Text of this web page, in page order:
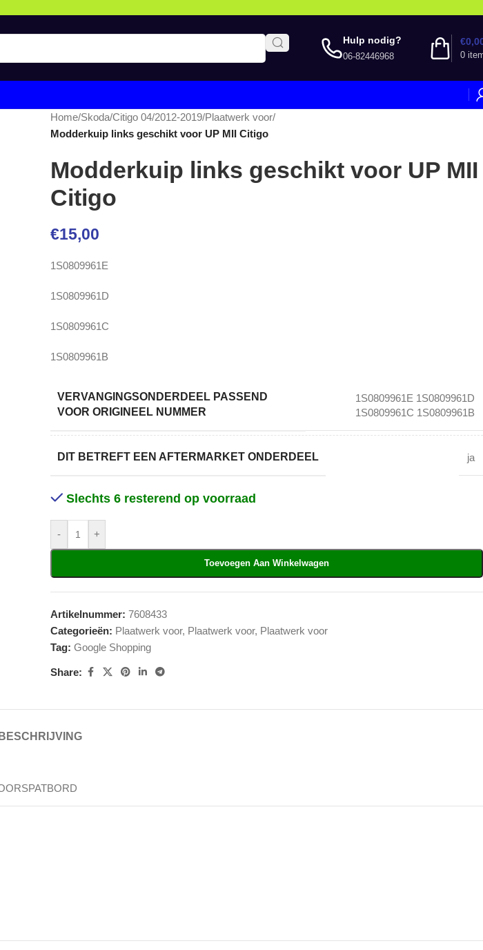
Hulp nodig?
06-82446968 0
€
Home/Skoda/Citigo 04/2012-2019/Plaatwerk voor/
Modderkuip links geschikt voor UP MII Citigo
Modderkuip links geschikt voor UP MII
Citigo
€15,00
1S0809961E
1S0809961D
1S0809961C
1S0809961B
VERVANGINGSONDERDEEL PASSEND
VOOR ORIGINEEL NUMMER
1S0809961E 1S0809961D
1S0809961C 1S0809961B
DIT BETREFT EEN AFTERMARKET ONDERDEEL ja
Slechts 6 resterend op voorraad
- +
Toevoegen Aan Winkelwagen
Artikelnummer: 7608433
Categorieën: Plaatwerk voor, Plaatwerk voor, Plaatwerk voor
Tag: Google Shopping
Share:
BESCHRIJVING